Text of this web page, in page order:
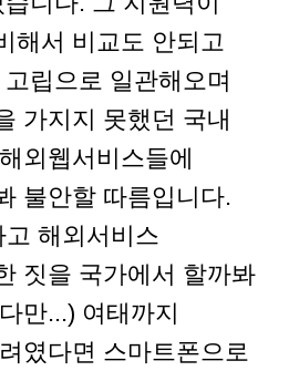
해서 비교도 안되고
립으로 일관해오며
가지지 못했던 국내
외웹서비스들에
불안할 따름입니다.
해외서비스
짓을 국가에서 할까봐
만...) 여태까지
였다면 스마트폰으로